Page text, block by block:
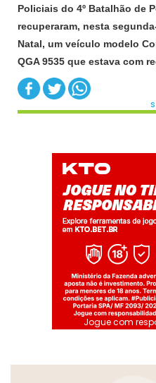
Policiais do 4º Batalhão de
recuperaram, nesta
Natal, um veículo modelo
QGA 9535 que estava com
Jogue com